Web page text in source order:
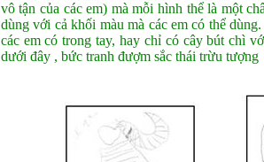
vô tận của các em) mà mỗi hình thể là một
dùng với cả khối màu mà các em có thể
các em có trong tay, hay chỉ có cây bút chì
dưới đây , bức tranh đượm sắc thái trừu tượng